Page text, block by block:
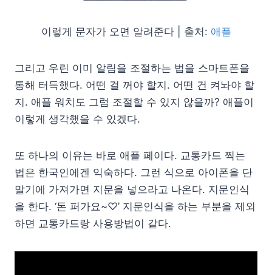
이렇게 문자가 오면 알려준다 | 출처: 애플
그리고 우린 이미 알림을 조절하는 법을 스마트폰을
통해 터득했다. 어떤 걸 꺼야 할지. 어떤 건 켜놔야 할
지. 애플 워치도 그럼 조절할 수 있지 않을까? 애플이
이렇게 생각했을 수 있겠다.
또 하나의 이유는 바로 애플 페이다. 교통카드 찍는
법은 한국인에겐 익숙하다. 그런 식으로 아이폰을 단
말기에 가져가면 지문을 넣으라고 나온다. 지문인식
을 한다. ‘돈 퍼가요~♡’ 지문인식을 하는 부분을 제외
하면 교통카드랑 사용방법이 같다.